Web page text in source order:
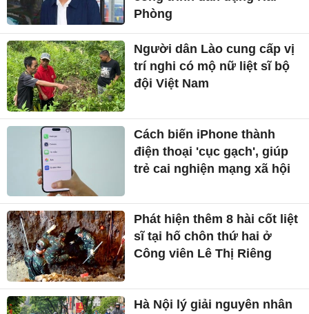
Phòng
Người dân Lào cung cấp vị
trí nghi có mộ nữ liệt sĩ bộ
đội Việt Nam
Cách biến iPhone thành
điện thoại 'cục gạch', giúp
trẻ cai nghiện mạng xã hội
Phát hiện thêm 8 hài cốt liệt
sĩ tại hố chôn thứ hai ở
Công viên Lê Thị Riêng
Hà Nội lý giải nguyên nhân